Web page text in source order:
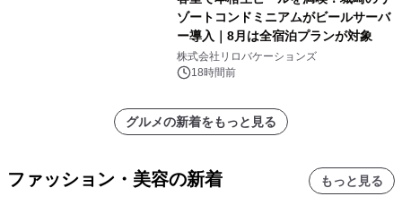
ゾートコンドミニアムがビールサーバ
ー導入｜8月は全宿泊プランが対象
株式会社リロバケーションズ
18時間前
グルメの新着をもっと見る
ファッション・美容の新着 もっと見る